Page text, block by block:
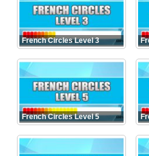
French Circles Level 3
French Circles Level 5